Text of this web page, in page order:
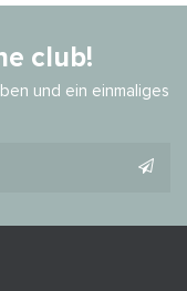
club!
und ein einmaliges